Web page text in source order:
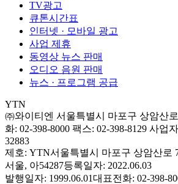
TV광고
큐톤시간표
인터넷 · 모바일 광고
사업 제휴
동영상 뉴스 판매
오디오 음원 판매
뉴스 · 프로그램 공급
YTN
㈜와이티엔 서울특별시 마포구 상암산
화: 02-398-8000 팩스: 02-398-8129 사업
32883
제호: YTN서울특별시 마포구 상암산로
서울, 아54287등록일자: 2022.06.03
발행일자: 1999.06.01대표전화: 02-398-